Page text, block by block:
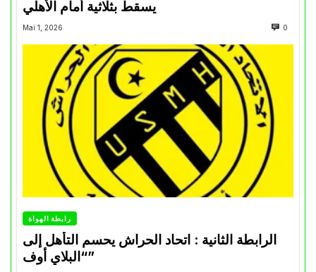
Mai 1, 2026 0
رابطة الهواة
الرابطة الثانية : اتحاد الحراش يحسم التأهل إلى
“البلاي أوف”